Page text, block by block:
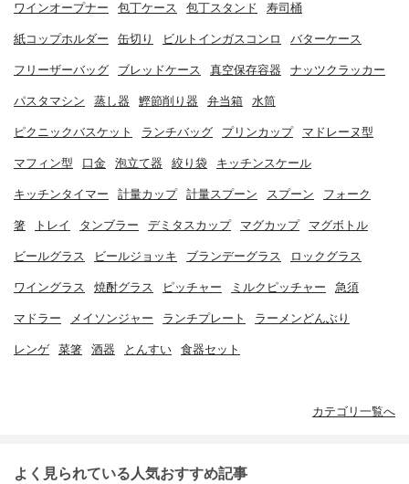
ワインオープナー 包丁ケース 包丁スタンド 寿司桶
紙コップホルダー 缶切り ビルトインガスコンロ バターケース
フリーザーバッグ ブレッドケース 真空保存容器 ナッツクラッカー
パスタマシン 蒸し器 鰹節削り器 弁当箱 水筒
ピクニックバスケット ランチバッグ プリンカップ マドレーヌ型
マフィン型 口金 泡立て器 絞り袋 キッチンスケール
キッチンタイマー 計量カップ 計量スプーン スプーン フォーク
箸 トレイ タンブラー デミタスカップ マグカップ マグボトル
ビールグラス ビールジョッキ ブランデーグラス ロックグラス
ワイングラス 焼酎グラス ピッチャー ミルクピッチャー 急須
マドラー メイソンジャー ランチプレート ラーメンどんぶり
レンゲ 菜箸 酒器 とんすい 食器セット
カテゴリ一覧へ
よく見られている人気おすすめ記事